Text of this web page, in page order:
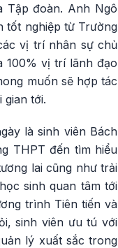
Tập đoàn. Anh Ngô
tốt nghiệp từ Trường
vị trí nhân sự chủ
100% vị trí lãnh đạo
muốn sẽ hợp tác
tới.
là sinh viên Bách
THPT đến tìm hiểu
lai cũng như trải
sinh quan tâm tới
trình Tiên tiến và
sinh viên ưu tú với
lý xuất sắc trong